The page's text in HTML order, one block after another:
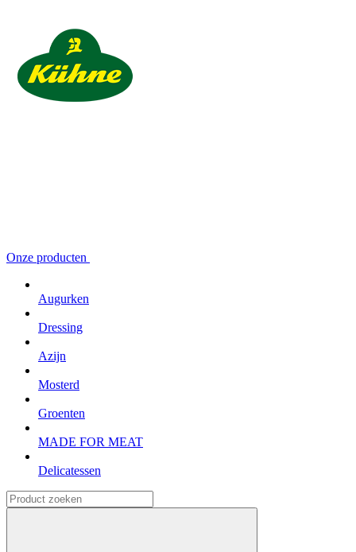
Onze producten
Augurken
Dressing
Azijn
Mosterd
Groenten
MADE FOR MEAT
Delicatessen